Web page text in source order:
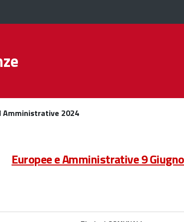
Amministrative 2024
Europee e Amministrative 9